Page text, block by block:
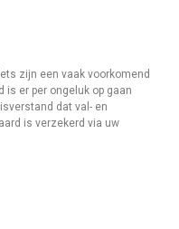
zijn een vaak voorkomend
is er per ongeluk op gaan
dat val- en
is verzekerd via uw